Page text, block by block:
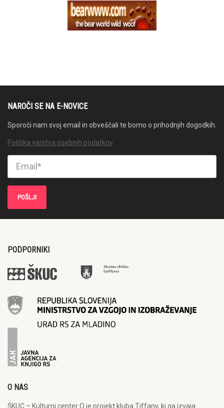
NAROČI SE NA E-NOVICE
Sporoči nam svoj email in obveščali te bomo o prihodnjih dogodkih.
Politika varstva osebnih podatkov
PODPORNIKI
O NAS
ŠKUC – Kulturni center Q je projekt kluba Tiffany, ki ga izvaja